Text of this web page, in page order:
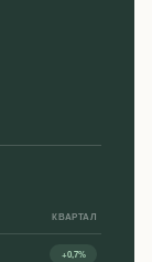
КВАРТАЛ
+0,7%